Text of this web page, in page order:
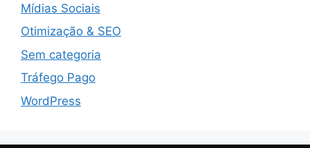
Mídias Sociais
Otimização & SEO
Sem categoria
Tráfego Pago
WordPress